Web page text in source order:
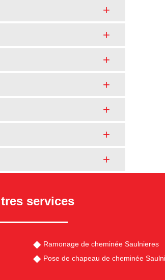
services
Ramonage de cheminée Saulnieres
Pose de chapeau de cheminée